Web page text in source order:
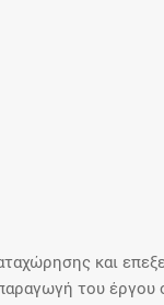
και
του έργου